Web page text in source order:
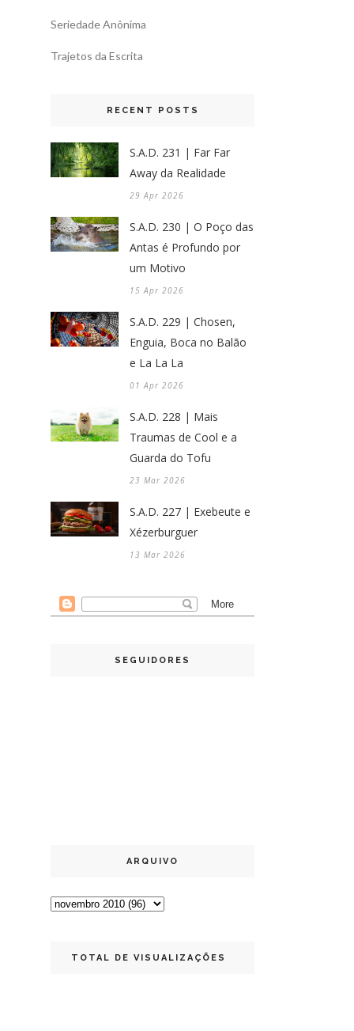
Seriedade Anônima
Trajetos da Escrita
RECENT POSTS
S.A.D. 231 | Far Far
Away da Realidade
29 Apr 2026
S.A.D. 230 | O Poço das
Antas é Profundo por
um Motivo
15 Apr 2026
S.A.D. 229 | Chosen,
Enguia, Boca no Balão
e La La La
01 Apr 2026
S.A.D. 228 | Mais
Traumas de Cool e a
Guarda do Tofu
23 Mar 2026
S.A.D. 227 | Exebeute e
Xézerburguer
13 Mar 2026
SEGUIDORES
ARQUIVO
TOTAL DE VISUALIZAÇÕES